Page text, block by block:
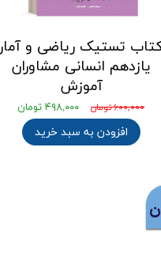
تستیک ریاضی و آمار
یازدهم انسانی مشاوران
آموزش
۶۰۰,۰۰۰ تومان ۴۹۸,۰۰۰ تومان
افزودن به سبد خرید